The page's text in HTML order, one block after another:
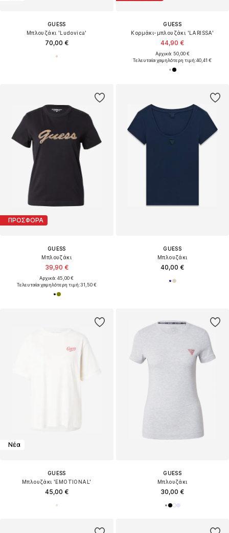
GUESS
Μπλουζάκι 'Ludovica'
70,00 €
GUESS
Κορμάκι-μπλουζάκι 'LARISSA'
44,90 €
Αρχικά: 50,00 €
Τελευταία χαμηλότερη τιμή:40,41 €
ΠΡΟΣΦΟΡΑ
GUESS
Μπλουζάκι
39,90 €
Αρχικά: 45,00 €
Τελευταία χαμηλότερη τιμή:31,50 €
GUESS
Μπλουζάκι
40,00 €
Νέα
GUESS
Μπλουζάκι 'EMOTIONAL'
45,00 €
GUESS
Μπλουζάκι
30,00 €